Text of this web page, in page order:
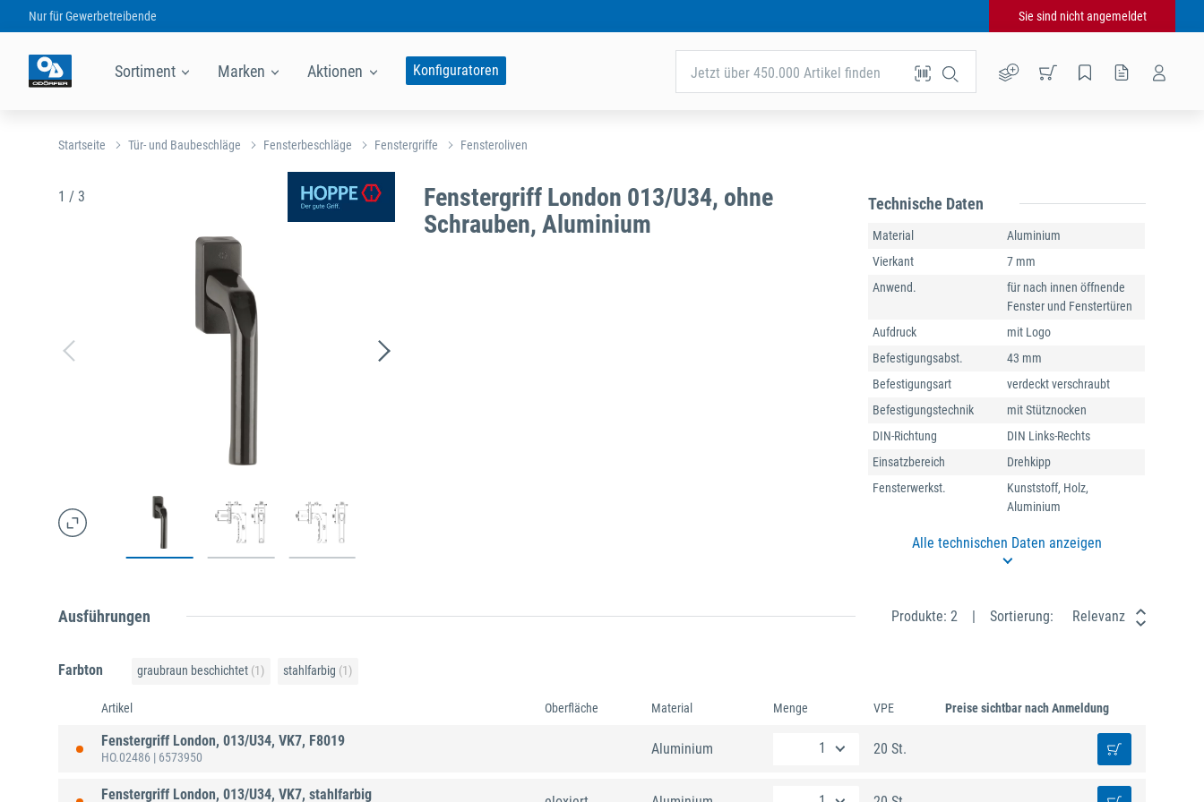
Nur fürGewerbetreibende Sie sind nicht angemeldet
Sortiment Marken Aktionen Konfiguratoren Jetzt über 450.000 Artikel finden
Startseite Tür- und Baubeschläge Fensterbeschläge Fenstergriffe Fensteroliven
1 / 3
Fenstergriff London 013/U34, ohne
Schrauben, Aluminium
Technische Daten
Material
Aluminium
Vierkant
7 mm
Anwend.
für nach innen öffnende
Fenster und Fenstertüren
Aufdruck
mit Logo
Befestigungsabst.
43 mm
Befestigungsart
verdeckt verschraubt
Befestigungstechnik
mit Stütznocken
DIN-Richtung
DIN Links-Rechts
Einsatzbereich
Drehkipp
Fensterwerkst.
Kunststoff, Holz,
Aluminium
Alle technischen Daten anzeigen
Ausführungen Produkte: 2 Sortierung: Relevanz
Farbton graubraun beschichtet (1) stahlfarbig (1)
Artikel Oberfläche Material Menge VPE Preise sichtbar nach Anmeldung
Fenstergriff London, 013/U34, VK7, F8019
HO.02486 | 6573950
Aluminium 20 St.
Fenstergriff London, 013/U34, VK7, stahlfarbig